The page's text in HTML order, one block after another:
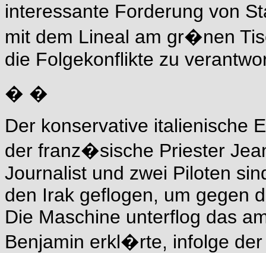
interessante Forderung von
mit dem Lineal am gr�nen
die Folgekonflikte zu
� �
Der konservative italienische
der franz�sische Priester
Journalist und zwei Piloten
den Irak geflogen, um gegen
Die Maschine unterflog das
Benjamin erkl�rte, infolge